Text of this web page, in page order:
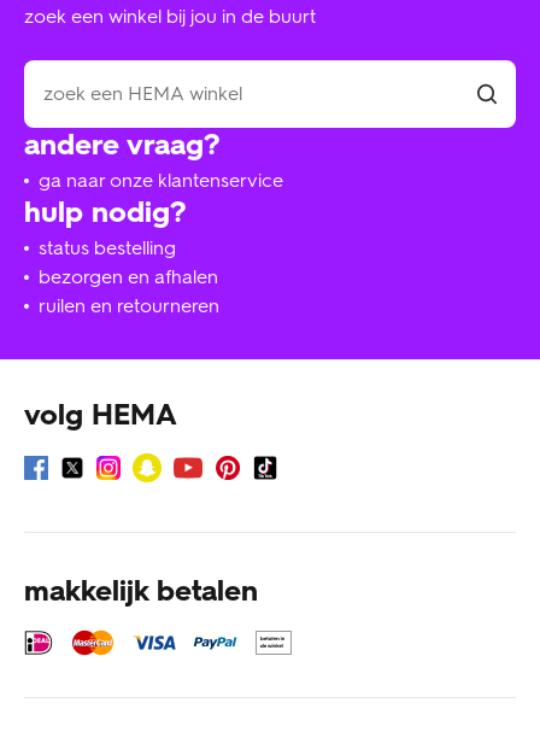
hulp nodig?
status bestelling
bezorgen en afhalen
ruilen en retourneren
andere vraag?
ga naar onze klantenservice
zoek een winkel bij jou in de buurt
volg HEMA
makkelijk betalen